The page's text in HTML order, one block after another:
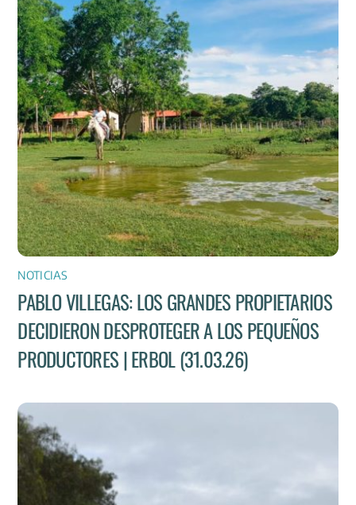
NOTICIAS
PABLO VILLEGAS: LOS GRANDES PROPIETARIOS
DECIDIERON DESPROTEGER A LOS PEQUEÑOS
PRODUCTORES | ERBOL (31.03.26)